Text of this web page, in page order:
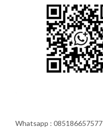
Whatsapp : 085186657577